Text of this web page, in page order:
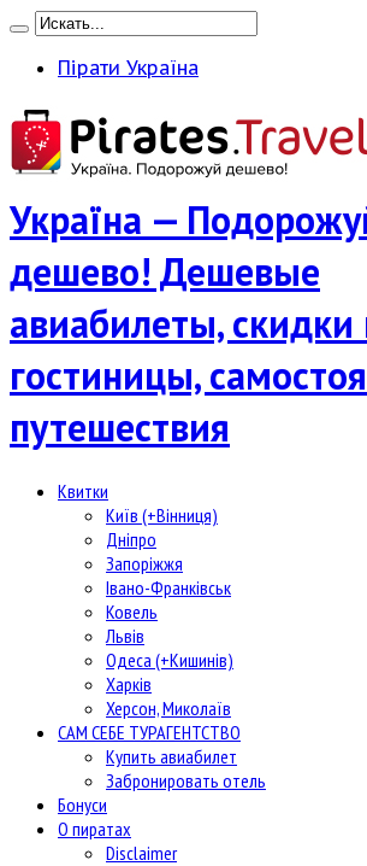
Пірати Україна
Україна —
дешево! Дешевые
авиабилеты, скидки
гостиницы,
путешествия
Квитки
Київ (+Вінниця)
Дніпро
Запоріжжя
Івано-Франківськ
Ковель
Львів
Одеса (+Кишинів)
Харків
Херсон, Миколаїв
САМ СЕБЕ ТУРАГЕНТСТВО
Купить авиабилет
Забронировать отель
Бонуси
О пиратах
Disclaimer